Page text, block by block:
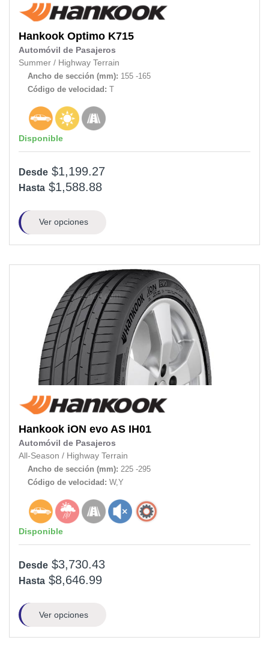
Hankook Optimo K715
Automóvil de Pasajeros
Summer / Highway Terrain
Ancho de sección (mm): 155 -165
Código de velocidad: T
Disponible
Desde $1,199.27
Hasta $1,588.88
Ver opciones
Hankook iON evo AS IH01
Automóvil de Pasajeros
All-Season / Highway Terrain
Ancho de sección (mm): 225 -295
Código de velocidad: W,Y
Disponible
Desde $3,730.43
Hasta $8,646.99
Ver opciones